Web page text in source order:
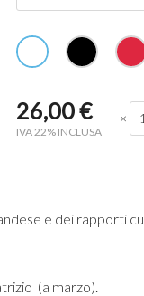
26,00€
IVA 22% INCLUSA
×
e dei rapporti
(a marzo).